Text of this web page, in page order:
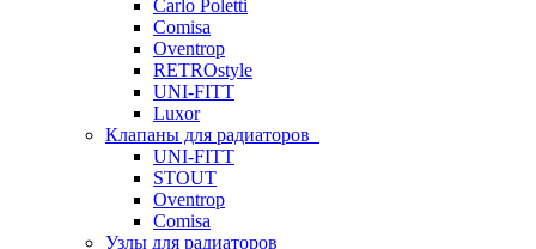
Carlo Poletti
Comisa
Oventrop
RETROstyle
UNI-FITT
Luxor
Клапаны для радиаторов
UNI-FITT
STOUT
Oventrop
Comisa
Узлы для радиаторов